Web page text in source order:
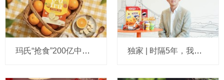
玛氏“抢食”200亿中国巧克力市场，多了个新筹码：首次引进新收购的Trü Frü，“冻干水果+巧克力”能成为零食新风口吗？ 独家 | 时隔5年，我们再次对话玛氏休闲食品中国掌门人：敲定未来5年计划，总部对在华业务有更高期待